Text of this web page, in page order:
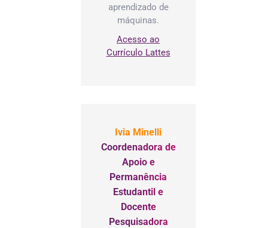
aprendizado de
máquinas.
Acesso ao
Currículo Lattes
Ivia Minelli
Coordenadora de
Apoio e
Permanência
Estudantil e
Docente
Pesquisadora